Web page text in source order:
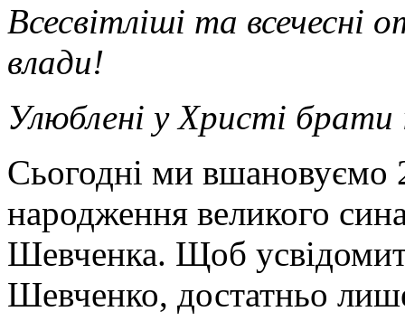
Всесвітліші та всечесні
влади!
Улюблені у Христі брати
Сьогодні ми вшановуємо
народження великого
Шевченка. Щоб
Шевченко, достатньо